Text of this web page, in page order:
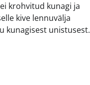
krohvitud kunagi ja
kive lennuvälja
kunagisest unistusest.